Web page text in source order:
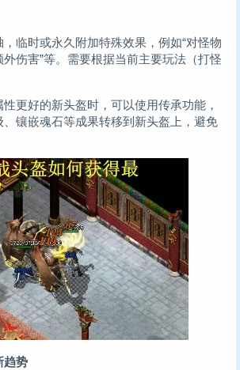
临时或永久附加特殊效果，例如“对怪物
外伤害”等。需要根据当前主要玩法（打怪
更好的新头盔时，可以使用传承功能，
镶嵌魂石等成果转移到新头盔上，避免
趋势